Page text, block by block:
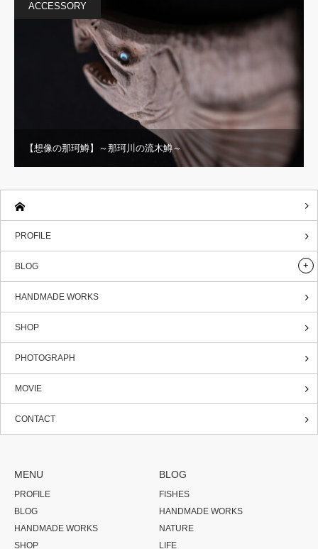
ACCESSORY
【想像の那珂鱒】～那珂川の流木鱒～
PROFILE
BLOG
HANDMADE WORKS
SHOP
PHOTOGRAPH
MOVIE
CONTACT
MENU
PROFILE
BLOG
HANDMADE WORKS
SHOP
BLOG
FISHES
HANDMADE WORKS
NATURE
LIFE